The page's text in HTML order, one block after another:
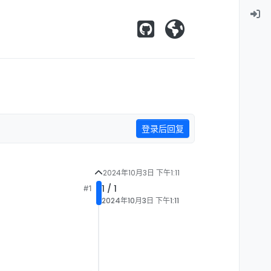
登录后回复
#1
2024年10月3日 下午1:11
1 / 1
2024年10月3日 下午1:11